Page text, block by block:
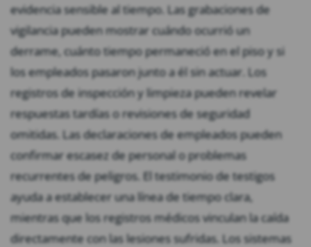
evidencia sensible al tiempo. Las grabaciones de
vigilancia pueden mostrar cuándo ocurrió un
derrame, cuánto tiempo permaneció en el piso y si
los empleados pasaron junto a él sin actuar. Los
registros de inspección y limpieza pueden revelar
respuestas tardías o revisiones de seguridad
omitidas. Las declaraciones de empleados pueden
confirmar escasez de personal o problemas
recurrentes de peligros. El testimonio de testigos
ayuda a establecer una línea de tiempo clara,
mientras que los registros médicos vinculan la caída
directamente con las lesiones sufridas. Los sistemas